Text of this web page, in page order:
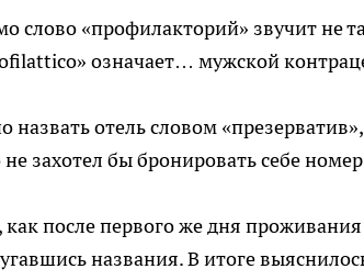
слово «профилакторий» звучит не
означает… мужской
назвать отель словом
захотел бы бронировать себе
после первого же дня
названия. В итоге